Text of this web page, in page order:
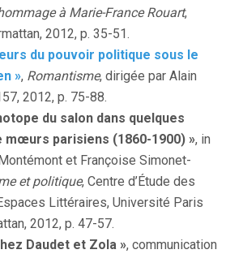
à Marie-France Rouart,
2012, p. 35-51.
du pouvoir politique sous le
», Romantisme, dirigée par Alain
2012, p. 75-88.
du salon dans quelques
mœurs parisiens (1860-1900) », in
et Françoise Simonet-
et politique, Centre d’Étude des
Littéraires, Université Paris
2012, p. 47-57.
Daudet et Zola », communication